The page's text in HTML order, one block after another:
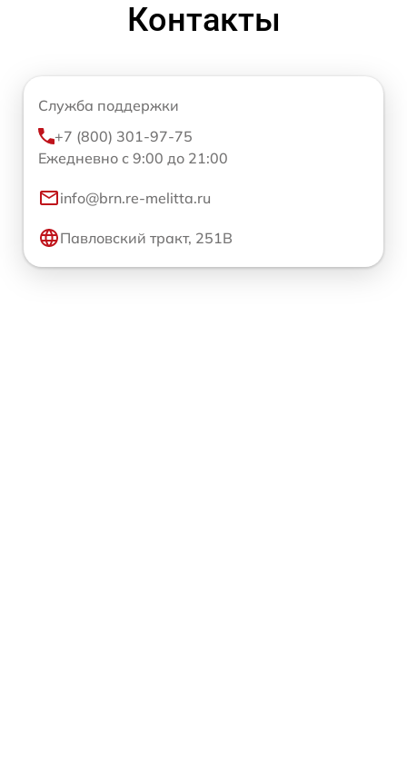
Контакты
Служба поддержки
+7 (800) 301-97-75
Ежедневно с 9:00 до 21:00
info@brn.re-melitta.ru
Павловский тракт, 251В